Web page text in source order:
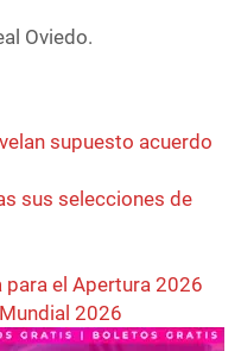
Oviedo.
supuesto acuerdo
sus selecciones de
el Apertura 2026
2026